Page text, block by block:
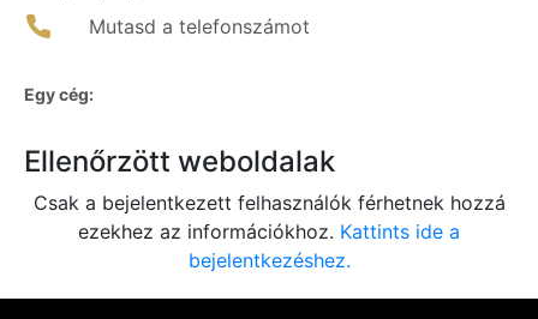
Mutasd a telefonszámot
Egy cég:
Ellenőrzött weboldalak
Csak a bejelentkezett felhasználók férhetnek hozzá
ezekhez az információkhoz. Kattints ide a
bejelentkezéshez.